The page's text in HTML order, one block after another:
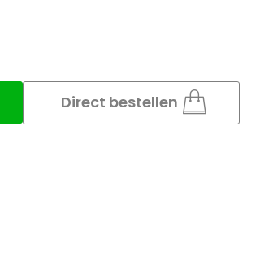
Direct bestellen